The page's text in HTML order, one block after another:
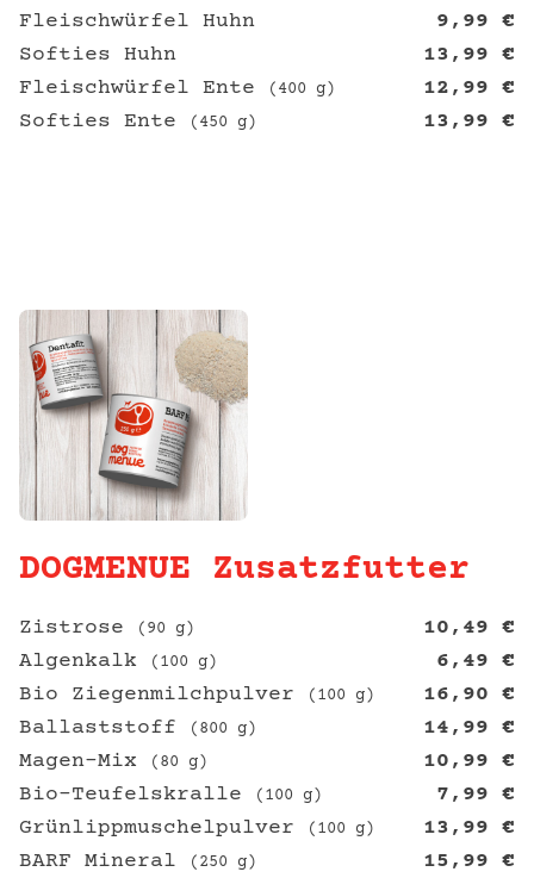
Fleischwürfel Huhn 9,99 €
Softies Huhn
13,99 €
Fleischwürfel Ente
(400 g) 12,99 €
Softies Ente
(450 g) 13,99 €
DOGMENUE Zusatzfutter
Zistrose (90 g) 10,49 €
Algenkalk
(100 g) 6,49 €
Bio Ziegenmilchpulver
(100 g) 16,90 €
Ballaststoff
(800 g) 14,99 €
Magen-Mix
(80 g) 10,99 €
Bio-Teufelskralle
(100 g) 7,99 €
Grünlippmuschelpulver
(100 g) 13,99 €
BARF Mineral
(250 g) 15,99 €